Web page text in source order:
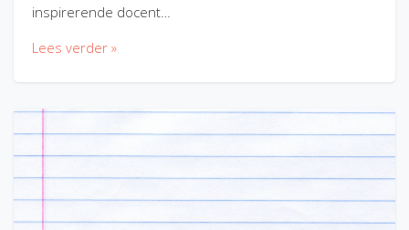
inspirerende docent…
Lees verder »